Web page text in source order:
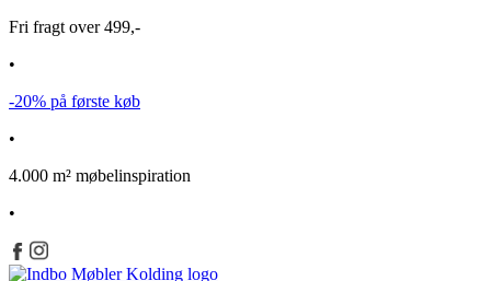
Fri fragt over 499,-
•
-20% på første køb
•
4.000 m² møbelinspiration
•